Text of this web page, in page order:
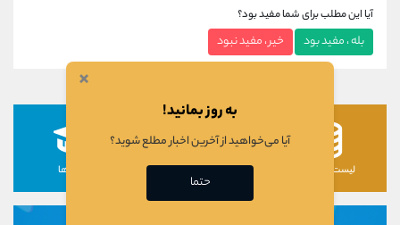
آیا این مطلب برای شما مفید بود؟
بله ، مفید بود خیر ، مفید نبود
لیست رمزارزها لیست سهام ها دوره ها
×
به روز بمانید!
آیا می‌خواهید از آخرین اخبار مطلع شوید؟
حتما